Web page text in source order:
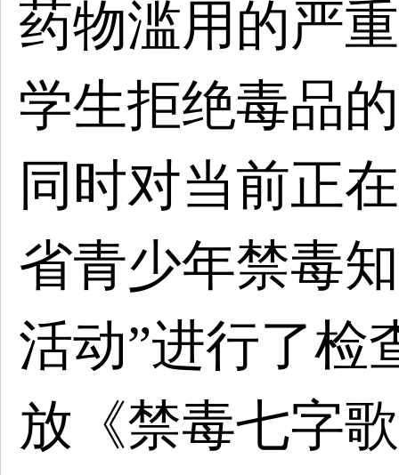
药物滥用的严
学生拒绝毒品
同时对当前正
省青少年禁毒
活动”进行了检
放《禁毒七字